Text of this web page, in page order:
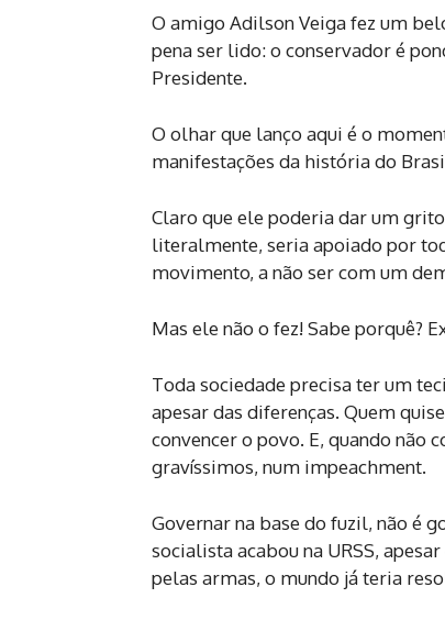
O amigo Adilson Veiga fez um
pena ser lido: o conservador é
Presidente.
O olhar que lanço aqui é o
manifestações da história do
Claro que ele poderia dar um
literalmente, seria apoiado por
movimento, a não ser com um
Mas ele não o fez! Sabe porquê?
Toda sociedade precisa ter um
apesar das diferenças. Quem
convencer o povo. E, quando não
gravíssimos, num impeachment.
Governar na base do fuzil, não é
socialista acabou na URSS,
pelas armas, o mundo já teria